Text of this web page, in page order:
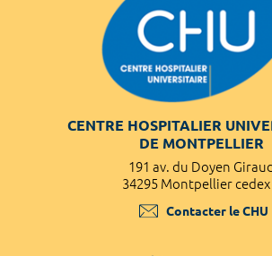
CENTRE HOSPITALIER
DE MONTPELLIER
191 av. du Doyen Giraud
34295 Montpellier cedex
Contacter le CHU